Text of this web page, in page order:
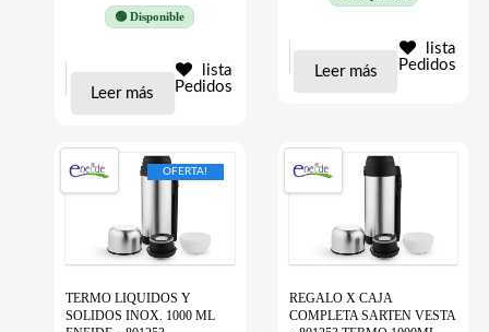
🟢 Disponible
Leer más
lista
Pedidos
Leer más
lista
Pedidos
OFERTA!
TERMO LIQUIDOS Y
SOLIDOS INOX. 1000 ML
REGALO X CAJA
COMPLETA SARTEN VESTA